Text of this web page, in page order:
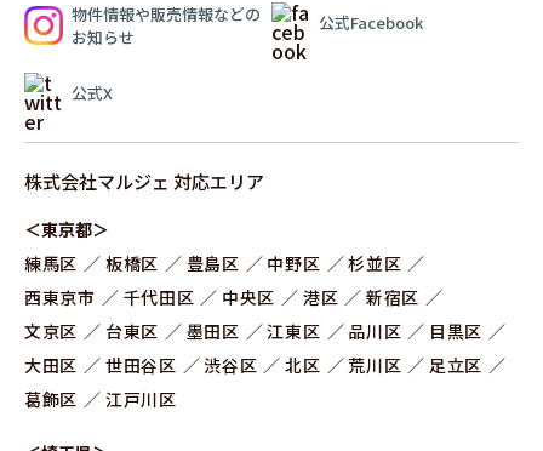
物件情報や販売情報などの
お知らせ
公式Facebook
公式X
株式会社マルジェ 対応エリア
＜東京都＞
練⾺区
板橋区 豊島区 中野区
杉並区
⻄東京市
千代田区 中央区 港区
新宿区
文京区
台東区 墨田区 江東区 品川区
目黒区
大田区
世田谷区 渋谷区 北区 荒川区
足立区
葛飾区
江戸川区